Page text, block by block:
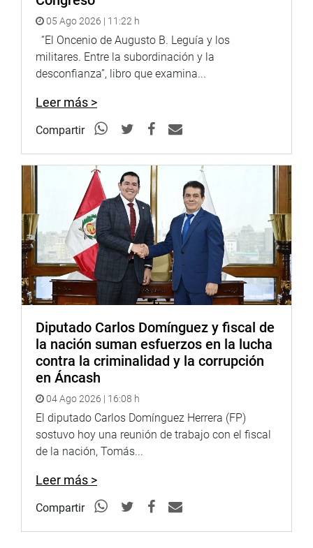
05 Ago 2026 | 11:22 h
“El Oncenio de Augusto B. Leguía y los
militares. Entre la subordinación y la
desconfianza”, libro que examina...
Leer más >
Compartir
Diputado Carlos Domínguez y fiscal de
la nación suman esfuerzos en la lucha
contra la criminalidad y la corrupción
en Áncash
04 Ago 2026 | 16:08 h
El diputado Carlos Domínguez Herrera (FP)
sostuvo hoy una reunión de trabajo con el fiscal
de la nación, Tomás...
Leer más >
Compartir